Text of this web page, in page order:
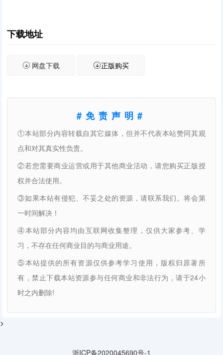
下载地址
网盘下载 正版购买
#免责声明#
①本站部分内容转载自其它媒体，但并不代表本站赞同其观
点和对其真实性负责。
②若您需要商业运营或用于其他商业活动，请您购买正版授
权并合法使用。
③如果本站有侵犯、不妥之处的资源，请联系我们。将会第
一时间解决！
④本站部分内容均由互联网收集整理，仅供大家参考、学
习，不存在任何商业目的与商业用途。
⑤本站提供的所有资源仅供参考学习使用，版权归原著所
有，禁止下载本站资源参与任何商业和非法行为，请于24小
时之内删除!
>
浙ICP备2020045690号-1